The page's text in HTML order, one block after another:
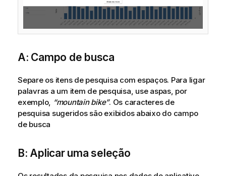
A: Campo de busca
Separe os itens de pesquisa com espaços. Para ligar
palavras a um item de pesquisa, use aspas, por
exemplo, “mountain bike”. Os caracteres de
pesquisa sugeridos são exibidos abaixo do campo
de busca
B: Aplicar uma seleção